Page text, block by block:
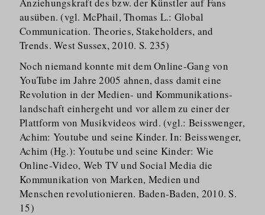
ausüben. (vgl. McPhail, Thomas L.: Global
Communication. Theories, Stakeholders, and
Trends. West Sussex, 2010. S. 235)
Noch niemand konnte mit dem Online-Gang von
YouTube im Jahre 2005 ahnen, dass damit eine
Revolution in der Medien- und Kommunika­ti­ons­
landschaft einhergeht und vor allem zu einer der
Plattform von Musikvideos wird. (vgl.: Beisswenger,
Achim: Youtube und seine Kinder. In: Beisswenger,
Achim (Hg.): Youtube und seine Kinder: Wie
Online-Video, Web TV und Social Media die
Kommunikation von Marken, Medien und
Menschen revolutionieren. Baden-Baden, 2010. S.
15)